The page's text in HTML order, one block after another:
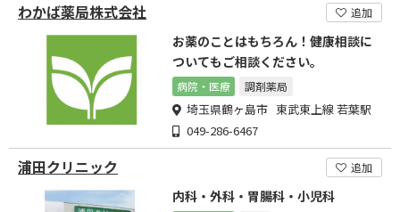
わかば薬局株式会社 追加
お薬のことはもちろん！健康相談に
ついてもご相談ください。
病院・医療 調剤薬局
埼玉県鶴ヶ島市 東武東上線 若葉駅
049-286-6467
浦田クリニック 追加
内科・外科・胃腸科・小児科